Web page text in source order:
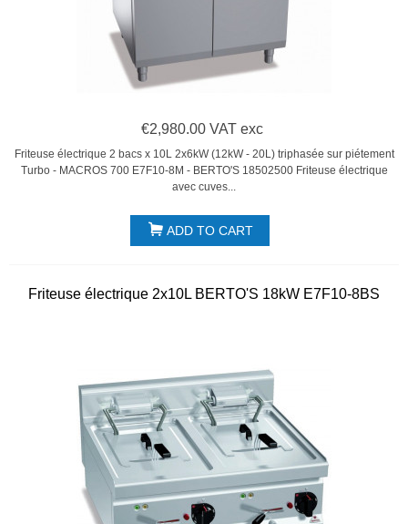
€2,980.00 VAT exc
Friteuse électrique 2 bacs x 10L 2x6kW (12kW - 20L) triphasée sur piétement
Turbo - MACROS 700 E7F10-8M - BERTO'S 18502500 Friteuse électrique
avec cuves...
ADD TO CART
Friteuse électrique 2x10L BERTO'S 18kW E7F10-8BS